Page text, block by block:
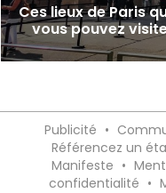
Ces lieux de Paris
vous pouvez
Publicité •
Référencez un
Manifeste •
confidentialité •